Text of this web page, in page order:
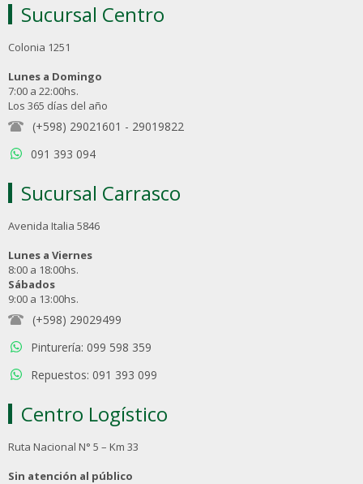
Sucursal Centro
Colonia 1251
Lunes a Domingo
7:00 a 22:00hs.
Los 365 días del año
(+598) 29021601 - 29019822
091 393 094
Sucursal Carrasco
Avenida Italia 5846
Lunes a Viernes
8:00 a 18:00hs.
Sábados
9:00 a 13:00hs.
(+598) 29029499
Pinturería: 099 598 359
Repuestos: 091 393 099
Centro Logístico
Ruta Nacional N° 5 – Km 33
Sin atención al público